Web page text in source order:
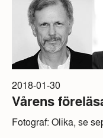
2018-01-30
Vårens
Fotograf: Olika, se